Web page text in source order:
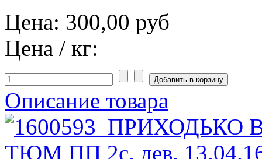
Цена: 300,00 руб
Цена / кг:
Описание товара